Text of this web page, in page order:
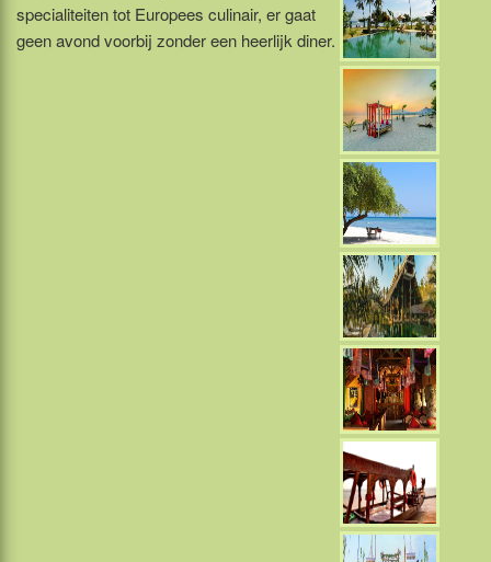
specialiteiten tot Europees culinair, er gaat
geen avond voorbij zonder een heerlijk diner.